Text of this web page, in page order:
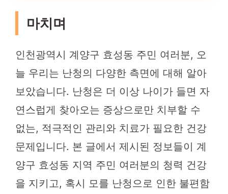
마치며
인천광역시 계양구 효성동 주민 여러분, 오
늘 우리는 난청의 다양한 측면에 대해 알아
보았습니다. 난청은 더 이상 나이가 들면 자
연스럽게 찾아오는 증상으로만 치부할 수
없는, 적극적인 관리와 치료가 필요한 건강
문제입니다. 본 글에서 제시된 정보들이 계
양구 효성동 지역 주민 여러분의 청력 건강
을 지키고, 혹시 모를 난청으로 인한 불편함